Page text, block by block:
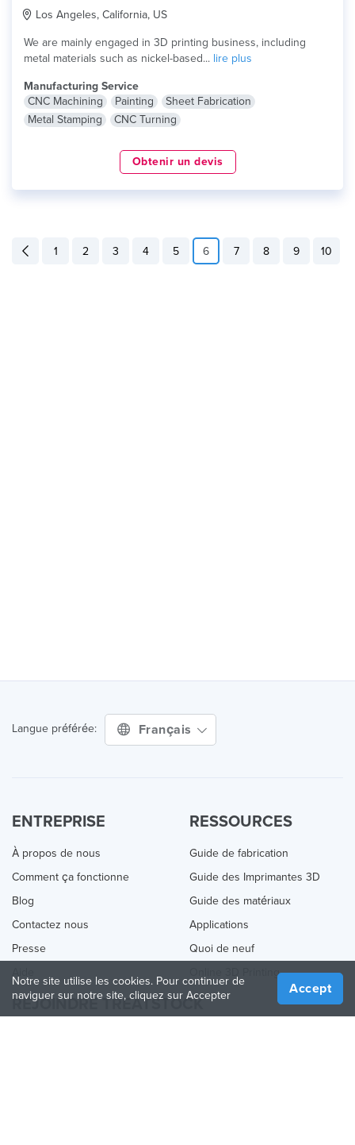
Los Angeles, California, US
We are mainly engaged in 3D printing business, including
metal materials such as nickel-based... lire plus
Manufacturing Service
CNC Machining
Painting
Sheet Fabrication
Metal Stamping
CNC Turning
Obtenir un devis
1 2 3 4 5 6 7 8 9 10
Langue préférée: Français
ENTREPRISE
À propos de nous
Comment ça fonctionne
Blog
Contactez nous
Presse
RESSOURCES
Guide de fabrication
Guide des Imprimantes 3D
Guide des matériaux
Applications
Quoi de neuf
Online 3D Printing
REJOINDRE TREATSTOCK
Notre site utilise les cookies. Pour continuer de
naviguer sur notre site, cliquez sur Accepter
Accept